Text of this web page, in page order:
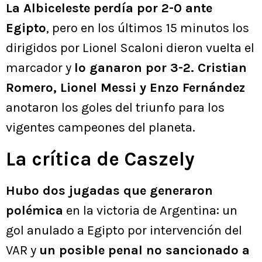
La Albiceleste perdía por 2-0 ante
Egipto, pero en los últimos 15 minutos los
dirigidos por Lionel Scaloni dieron vuelta el
marcador y lo ganaron por 3-2. Cristian
Romero, Lionel Messi y Enzo Fernández
anotaron los goles del triunfo para los
vigentes campeones del planeta.
La crítica de Caszely
Hubo dos jugadas que generaron
polémica en la victoria de Argentina: un
gol anulado a Egipto por intervención del
VAR y un posible penal no sancionado a